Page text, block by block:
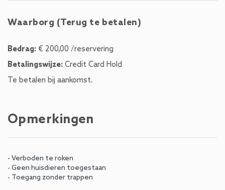
Waarborg (Terug te betalen)
Bedrag: € 200,00 /reservering
Betalingswijze: Credit Card Hold
Te betalen bij aankomst.
Opmerkingen
- Verboden te roken
- Geen huisdieren toegestaan
- Toegang zonder trappen